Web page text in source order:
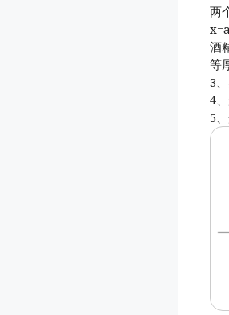
两
酒
等
3
4
5